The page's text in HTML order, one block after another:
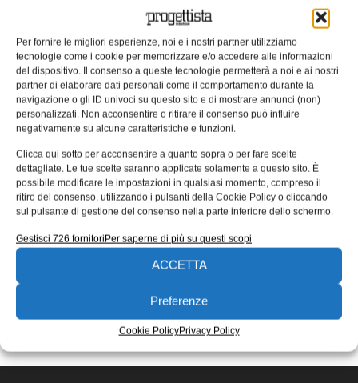
Per fornire le migliori esperienze, noi e i nostri partner utilizziamo
tecnologie come i cookie per memorizzare e/o accedere alle informazioni
del dispositivo. Il consenso a queste tecnologie permetterà a noi e ai nostri
partner di elaborare dati personali come il comportamento durante la
navigazione o gli ID univoci su questo sito e di mostrare annunci (non)
personalizzati. Non acconsentire o ritirare il consenso può influire
negativamente su alcune caratteristiche e funzioni.
Clicca qui sotto per acconsentire a quanto sopra o per fare scelte
dettagliate. Le tue scelte saranno applicate solamente a questo sito. È
possibile modificare le impostazioni in qualsiasi momento, compreso il
ritiro del consenso, utilizzando i pulsanti della Cookie Policy o cliccando
sul pulsante di gestione del consenso nella parte inferiore dello schermo.
Gestisci 726 fornitoriPer saperne di più su questi scopi
ACCETTA
Preferenze
Cookie PolicyPrivacy Policy
L’ascesa degli strumenti senzienti e
le implicazioni per i lavoratori
Secondo Frost & Sullivan, l’ascesa degli strumenti
senzienti comporta profonde implicazioni per la forza
lavoro globale, ma potranno essere soltanto
Redazione 08/02/2017
EDICOLA WEB
ISCRIVITI ALLA NEWSLETTER